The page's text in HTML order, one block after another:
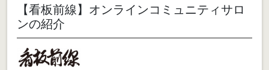
【看板前線】オンラインコミュニティサロ
ンの紹介